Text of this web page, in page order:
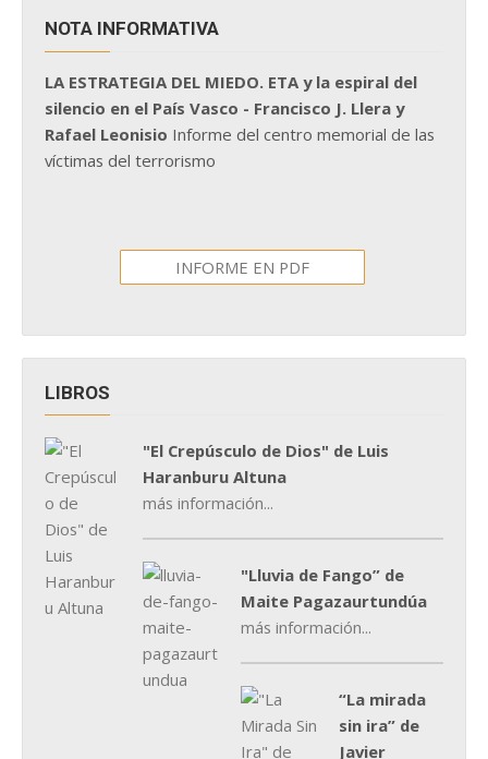
NOTA INFORMATIVA
LA ESTRATEGIA DEL MIEDO. ETA y la espiral del
silencio en el País Vasco - Francisco J. Llera y
Rafael Leonisio Informe del centro memorial de las
víctimas del terrorismo
INFORME EN PDF
LIBROS
"El Crepúsculo de Dios" de Luis
Haranburu Altuna
más información...
"Lluvia de Fango” de
Maite Pagazaurtundúa
más información...
“La mirada
sin ira” de
Javier